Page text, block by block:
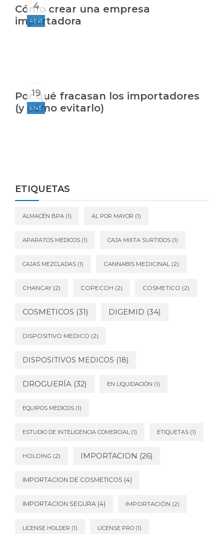
4
FEB
Cómo crear una empresa
importadora
19
ENE
Por qué fracasan los importadores
(y cómo evitarlo)
ETIQUETAS
ALMACÉN BPA (1) AL POR MAYOR (1)
APARATOS MEDICOS (1) CAJA MIXTA SURTIDOS (1)
CAJAS MEZCLADAS (1) CANNABIS MEDICINAL (2)
CHANCAY (2) COPECOH (2) COSMETICO (2)
COSMETICOS (31) DIGEMID (34)
DISPOSITIVO MEDICO (2)
DISPOSITIVOS MEDICOS (18)
DROGUERÍA (32) EN LIQUIDACIÓN (1)
EQUIPOS MEDICOS (1)
ESTUDIO DE INTELIGENCIA COMERCIAL(1) ETIQUETAS (1)
HOLDING (2) IMPORTACION (26)
IMPORTACION DE COSMETICOS (4)
IMPORTACION SEGURA (4) IMPORTACIÓN (2)
LICENSE HOLDER (1) LICENSE PRO (1)